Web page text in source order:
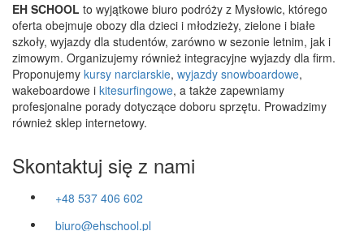
EH SCHOOL to wyjątkowe biuro podróży z Mysłowic, którego
oferta obejmuje obozy dla dzieci i młodzieży, zielone i białe
szkoły, wyjazdy dla studentów, zarówno w sezonie letnim, jak i
zimowym. Organizujemy również integracyjne wyjazdy dla firm.
Proponujemy kursy narciarskie, wyjazdy snowboardowe,
wakeboardowe i kitesurfingowe, a także zapewniamy
profesjonalne porady dotyczące doboru sprzętu. Prowadzimy
również sklep internetowy.
Skontaktuj się z nami
+48 537 406 602
biuro@ehschool.pl